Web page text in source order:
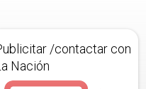
/contactar con
Nación